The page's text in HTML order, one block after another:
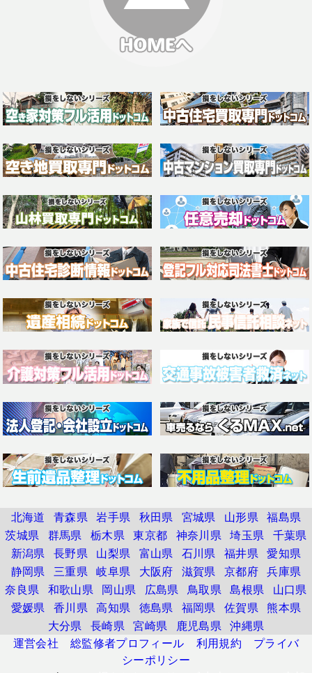
北海道 青森県 岩手県 秋田県 宮城県 山形県 福島県
茨城県 群馬県 栃木県 東京都 神奈川県 埼玉県 千葉県
新潟県 長野県 山梨県 富山県 石川県 福井県 愛知県
静岡県 三重県 岐阜県 大阪府 滋賀県 京都府 兵庫県
奈良県 和歌山県 岡山県 広島県 鳥取県 島根県
山口県
愛媛県 香川県 高知県 徳島県 福岡県 佐賀県 熊本県
大分県 長崎県 宮崎県 鹿児島県 沖縄県
運営会社
総監修者プロフィール 利用規約
プライバ
シーポリシー